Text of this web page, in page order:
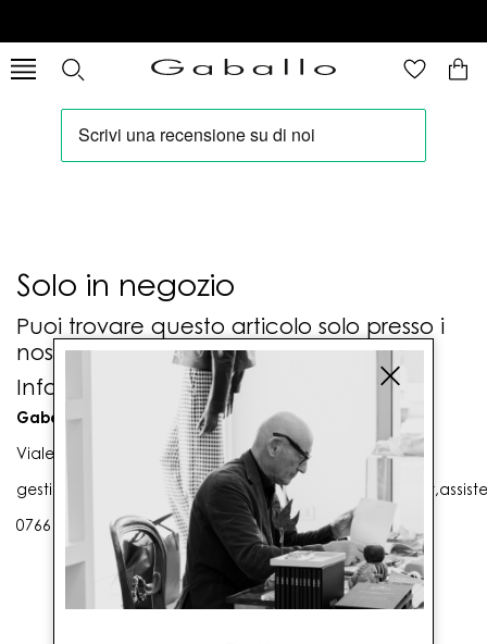
Solo in negozio
Puoi trovare questo articolo solo presso i
nostri punti vendita:
Info contatti
Gaballo Mario srl
Viale G. Matteotti n. 23 00053 Civitavecchia (RM)
0766 25656